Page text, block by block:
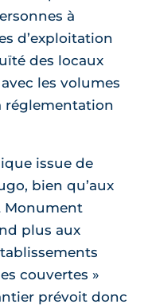
à
d’exploitation
des locaux
les volumes
réglementation
issue de
bien qu’aux
Monument
plus aux
couvertes »
prévoit donc